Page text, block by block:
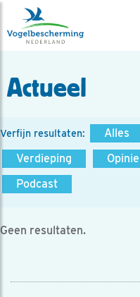
Actueel
Verfijn resultaten: Alles
Verdieping
Opinie
Podcast
Geen resultaten.